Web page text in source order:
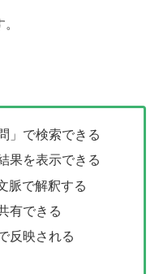
」で検索できる
果を表示できる
脈で解釈する
有できる
反映される